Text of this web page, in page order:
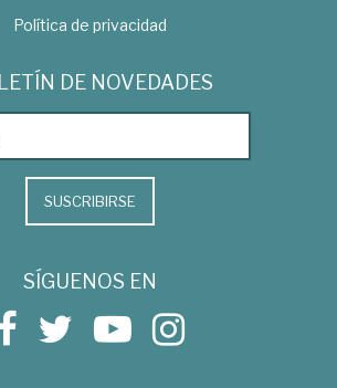
Política de privacidad
DE NOVEDADES
SUSCRIBIRSE
SÍGUENOS EN